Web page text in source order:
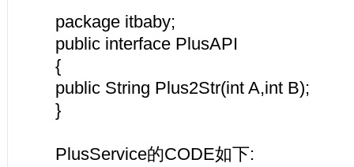
package itbaby;
public interface PlusAPI
{
public String Plus2Str(int A,int B);
}
PlusService的CODE如下: